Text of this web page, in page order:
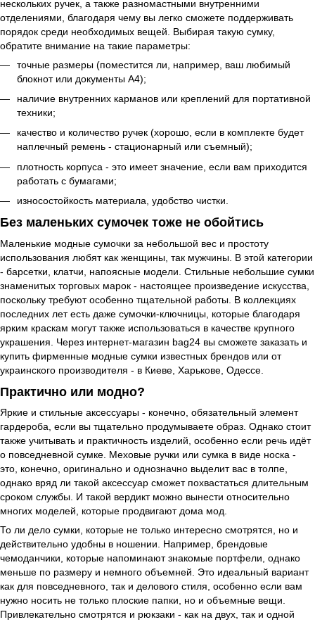
нескольких ручек, а также разномастными внутренними
отделениями, благодаря чему вы легко сможете поддерживать
порядок среди необходимых вещей. Выбирая такую сумку,
обратите внимание на такие параметры:
точные размеры (поместится ли, например, ваш любимый
блокнот или документы А4);
наличие внутренних карманов или креплений для портативной
техники;
качество и количество ручек (хорошо, если в комплекте будет
наплечный ремень - стационарный или съемный);
плотность корпуса - это имеет значение, если вам приходится
работать с бумагами;
износостойкость материала, удобство чистки.
Без маленьких сумочек тоже не обойтись
Маленькие модные сумочки за небольшой вес и простоту
использования любят как женщины, так мужчины. В этой категории
- барсетки, клатчи, напоясные модели. Стильные небольшие сумки
знаменитых торговых марок - настоящее произведение искусства,
поскольку требуют особенно тщательной работы. В коллекциях
последних лет есть даже сумочки-ключницы, которые благодаря
ярким краскам могут также использоваться в качестве крупного
украшения. Через интернет-магазин bag24 вы сможете заказать и
купить фирменные модные сумки известных брендов или от
украинского производителя - в Киеве, Харькове, Одессе.
Практично или модно?
Яркие и стильные аксессуары - конечно, обязательный элемент
гардероба, если вы тщательно продумываете образ. Однако стоит
также учитывать и практичность изделий, особенно если речь идёт
о повседневной сумке. Меховые ручки или сумка в виде носка -
это, конечно, оригинально и однозначно выделит вас в толпе,
однако вряд ли такой аксессуар сможет похвастаться длительным
сроком службы. И такой вердикт можно вынести относительно
многих моделей, которые продвигают дома мод.
То ли дело сумки, которые не только интересно смотрятся, но и
действительно удобны в ношении. Например, брендовые
чемоданчики, которые напоминают знакомые портфели, однако
меньше по размеру и немного объемней. Это идеальный вариант
как для повседневного, так и делового стиля, особенно если вам
нужно носить не только плоские папки, но и объемные вещи.
Привлекательно смотрятся и рюкзаки - как на двух, так и одной